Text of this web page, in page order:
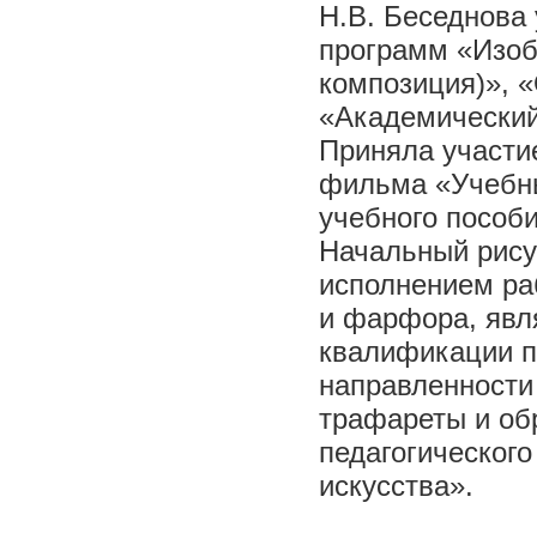
Н.В. Беседнова
программ
композиция)»,
Приняла
фильма
учебного
Начальный
исполнением
и фарфора,
квалификации
трафареты и
искусства».